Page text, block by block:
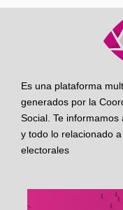
Es una plataforma
generados por la
Social. Te
y todo lo relacionado
electorales